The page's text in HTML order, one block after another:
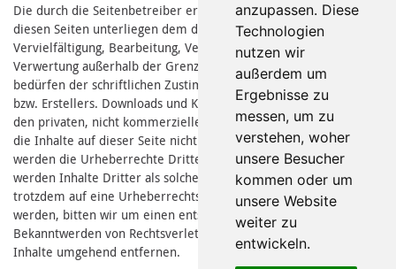
anzupassen. Diese
Technologien
nutzen wir
außerdem um
Ergebnisse zu
messen, um zu
verstehen, woher
unsere Besucher
kommen oder um
unsere Website
weiter zu
entwickeln.
Die durch die Seitenbetreiber erstellten Inhalte und Werke auf
diesen Seiten unterliegen dem deutschen Urheberrecht. Die
Vervielfältigung, Bearbeitung, Verbreitung und jede Art der
Verwertung außerhalb der Grenzen des Urheberrechtes
bedürfen der schriftlichen Zustimmung des jeweiligen Autors
bzw. Erstellers. Downloads und Kopien dieser Seite sind nur für
den privaten, nicht kommerziellen Gebrauch gestattet. Soweit
die Inhalte auf dieser Seite nicht vom Betreiber erstellt wurden,
werden die Urheberrechte Dritter beachtet. Insbesondere
werden Inhalte Dritter als solche gekennzeichnet. Sollten Sie
trotzdem auf eine Urheberrechtsverletzung aufmerksam
werden, bitten wir um einen entsprechenden Hinweis. Bei
Bekanntwerden von Rechtsverletzungen werden wir derartige
Inhalte umgehend entfernen.